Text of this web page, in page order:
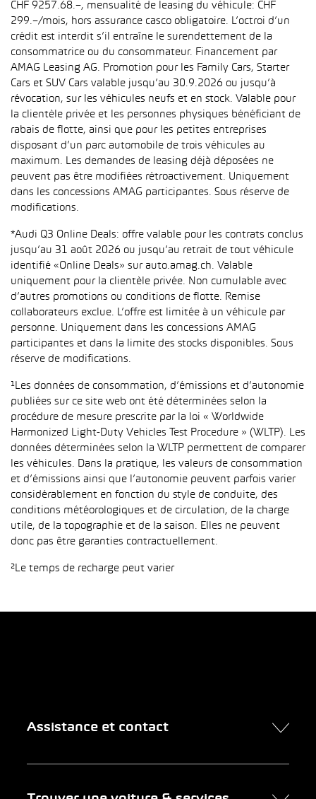
CHF 9257.68.–, mensualité de leasing du véhicule: CHF
299.–/mois, hors assurance casco obligatoire. L’octroi d’un
crédit est interdit s’il entraîne le surendettement de la
consommatrice ou du consommateur. Financement par
AMAG Leasing AG. Promotion pour les Family Cars, Starter
Cars et SUV Cars valable jusqu’au 30.9.2026 ou jusqu’à
révocation, sur les véhicules neufs et en stock. Valable pour
la clientèle privée et les personnes physiques bénéficiant de
rabais de flotte, ainsi que pour les petites entreprises
disposant d’un parc automobile de trois véhicules au
maximum. Les demandes de leasing déjà déposées ne
peuvent pas être modifiées rétroactivement. Uniquement
dans les concessions AMAG participantes. Sous réserve de
modifications.
*Audi Q3 Online Deals: offre valable pour les contrats conclus
jusqu’au 31 août 2026 ou jusqu’au retrait de tout véhicule
identifié «Online Deals» sur auto.amag.ch. Valable
uniquement pour la clientèle privée. Non cumulable avec
d’autres promotions ou conditions de flotte. Remise
collaborateurs exclue. L’offre est limitée à un véhicule par
personne. Uniquement dans les concessions AMAG
participantes et dans la limite des stocks disponibles. Sous
réserve de modifications.
¹Les données de consommation, d’émissions et d’autonomie
publiées sur ce site web ont été déterminées selon la
procédure de mesure prescrite par la loi « Worldwide
Harmonized Light-Duty Vehicles Test Procedure » (WLTP). Les
données déterminées selon la WLTP permettent de comparer
les véhicules. Dans la pratique, les valeurs de consommation
et d’émissions ainsi que l’autonomie peuvent parfois varier
considérablement en fonction du style de conduite, des
conditions météorologiques et de circulation, de la charge
utile, de la topographie et de la saison. Elles ne peuvent
donc pas être garanties contractuellement.
²Le temps de recharge peut varier
Assistance et contact